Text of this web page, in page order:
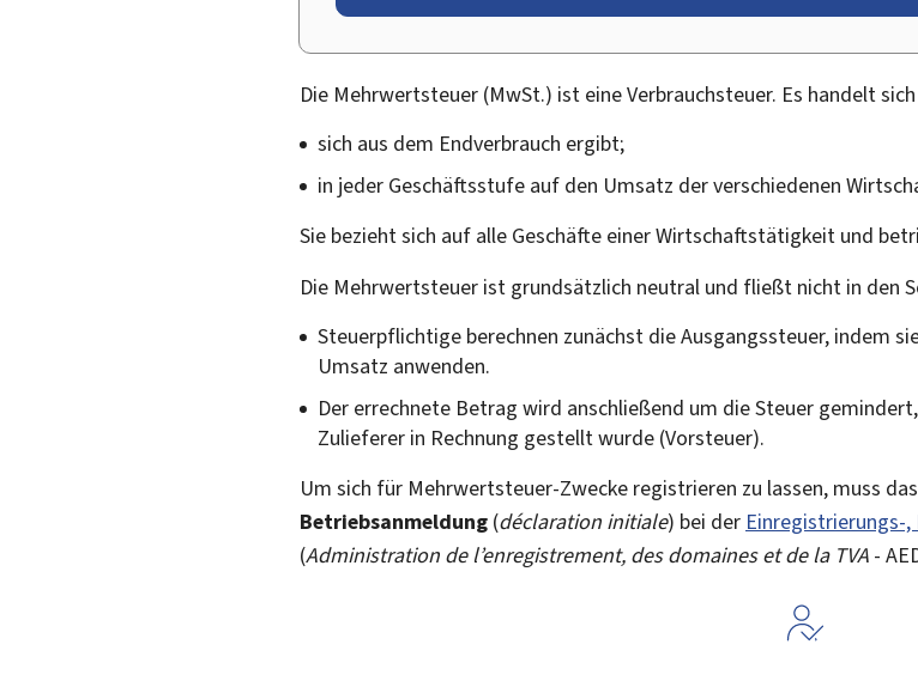
Die Mehrwertsteuer (MwSt.) ist eine Verbrauchsteuer. Es handelt
sich aus dem Endverbrauch ergibt;
in jeder Geschäftsstufe auf den Umsatz der verschiedenen
Sie bezieht sich auf alle Geschäfte einer Wirtschaftstätigkeit und
Die Mehrwertsteuer ist grundsätzlich neutral und fließt nicht in den
Steuerpflichtige berechnen zunächst die Ausgangssteuer, indem
Umsatz anwenden.
Der errechnete Betrag wird anschließend um die Steuer
Zulieferer in Rechnung gestellt wurde (Vorsteuer).
Um sich für Mehrwertsteuer-Zwecke registrieren zu lassen, muss
Betriebsanmeldung (déclaration initiale) bei der Einregistrierungs-
(Administration de l’enregistrement, des domaines et de la TVA -